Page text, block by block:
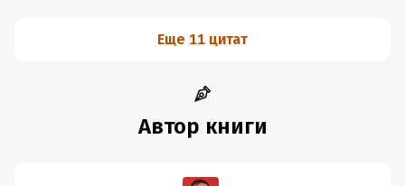
Еще 11 цитат
Автор книги